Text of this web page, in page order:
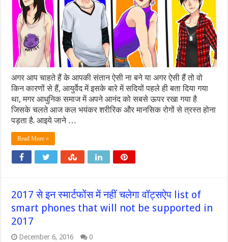
अगर आप चाहते हैं के आपकी संतान ऐसी ना बने या अगर ऐसी हैं तो वो
किन कारणों से हैं, आयुर्वेद में इसके बारे में सदियों पहले ही बता दिया गया
था, मगर आधुनिक समाज में अपने आनंद को सबसे ऊपर रखा गया है
जिसके चलते आज कल भयंकर शरीरिक और मानसिक रोगों से त्रस्त होना
पड़ता है. आइये जाने …
Read More »
2017 से इन स्मार्टफोंस में नहीं चलेगा वॉट्सऐप list of
smart phones that will not be supported in
2017
December 6, 2016 0